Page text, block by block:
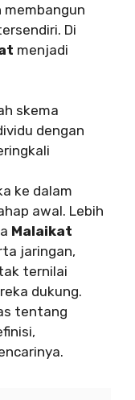
membangun
Di
menjadi
skema
dengan
ke dalam
awal. Lebih
Malaikat
jaringan,
ternilai
dukung.
tentang